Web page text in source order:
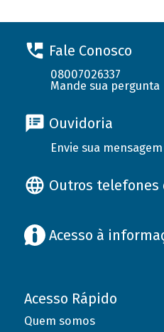
Fale Conosco
08007026337
Mande sua pergunta
Ouvidoria
Envie sua mensagem
Outros telefones
Acesso à
Acesso Rápido
Quem somos